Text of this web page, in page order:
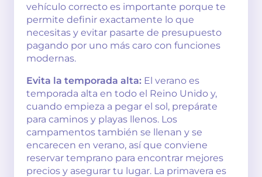
vehículo correcto es importante porque te
permite definir exactamente lo que
necesitas y evitar pasarte de presupuesto
pagando por uno más caro con funciones
modernas.
Evita la temporada alta: El verano es
temporada alta en todo el Reino Unido y,
cuando empieza a pegar el sol, prepárate
para caminos y playas llenos. Los
campamentos también se llenan y se
encarecen en verano, así que conviene
reservar temprano para encontrar mejores
precios y asegurar tu lugar. La primavera es